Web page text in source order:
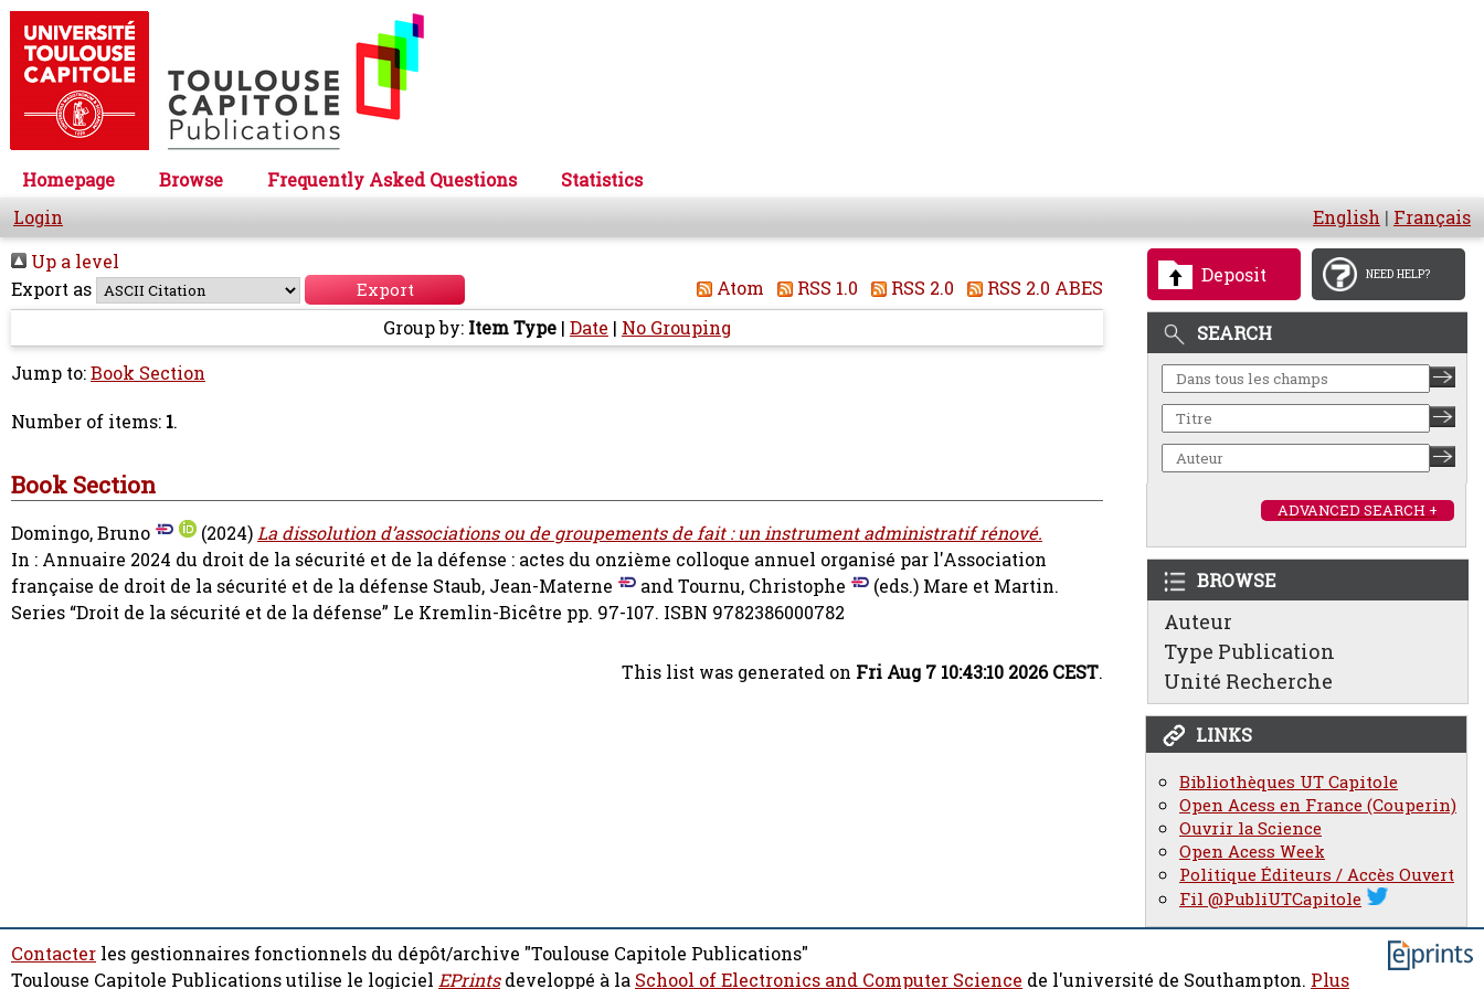
Homepage Browse Frequently Asked Questions
Statistics
Login
English | Français
Deposit NEED HELP?
SEARCH
ADVANCED SEARCH +
BROWSE
Auteur
Type Publication
Unité Recherche
LINKS
Bibliothèques UT Capitole
Open Acess en France (Couperin)
Ouvrir la Science
Open Acess Week
Politique Éditeurs / Accès Ouvert
Fil @PubliUTCapitole
Up a level
Export as
Atom RSS 1.0 RSS 2.0
RSS 2.0 ABES
Group by: Item Type | Date | No Grouping
Jump to:Book Section
Number of items: 1.
Book Section
Domingo, Bruno (2024)La dissolution d’associations ou de groupements de fait : un instrument administratif rénové.
In : Annuaire 2024 du droit de la sécurité et de la défense : actes du onzième colloque annuel organisé par l'Association
française de droit de la sécurité et de la défense Staub, Jean-Materne andTournu, Christophe
(eds.) Mare et Martin.
Series “Droit de la sécurité et de la défense” Le Kremlin-Bicêtre pp. 97-107. ISBN 9782386000782
This list was generated on Fri Aug 7 10:43:10 2026 CEST.
Contacter les gestionnaires fonctionnels du dépôt/archive "Toulouse Capitole Publications"
Toulouse Capitole Publications utilise le logiciel EPrintsdeveloppé à la School of Electronics and Computer Science de l'université de Southampton. Plus